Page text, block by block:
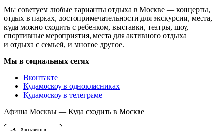
Мы советуем любые варианты отдыха в Москве — концерты,
отдых в парках, достопримечательности для экскурсий, места,
куда можно сходить с ребенком, выставки, театры, шоу,
спортивные мероприятия, места для активного отдыха
и отдыха с семьей, и многое другое.
Мы в социальных сетях
Вконтакте
Кудамоскоу в однокласниках
Кудамоскоу в телеграме
Афиша Москвы — Куда сходить в Москве